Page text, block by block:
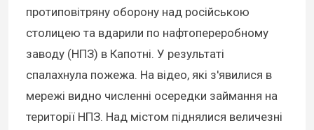
протиповітряну оборону над російською
столицею та вдарили по нафтопереробному
заводу (НПЗ) в Капотні. У результаті
спалахнула пожежа. На відео, які з'явилися в
мережі видно численні осередки займання на
території НПЗ. Над містом піднялися величезні